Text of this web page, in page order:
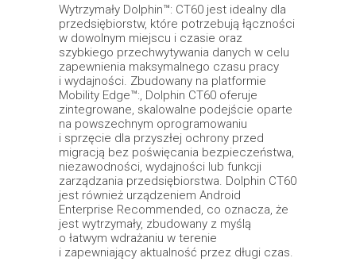
Wytrzymały Dolphin™: CT60 jest idealny dla
przedsiębiorstw, które potrzebują łączności
w dowolnym miejscu i czasie oraz
szybkiego przechwytywania danych w celu
zapewnienia maksymalnego czasu pracy
i wydajności. Zbudowany na platformie
Mobility Edge™:, Dolphin CT60 oferuje
zintegrowane, skalowalne podejście oparte
na powszechnym oprogramowaniu
i sprzęcie dla przyszłej ochrony przed
migracją bez poświęcania bezpieczeństwa,
niezawodności, wydajności lub funkcji
zarządzania przedsiębiorstwa. Dolphin CT60
jest również urządzeniem Android
Enterprise Recommended, co oznacza, że
jest wytrzymały, zbudowany z myślą
o łatwym wdrażaniu w terenie
i zapewniający aktualność przez długi czas.